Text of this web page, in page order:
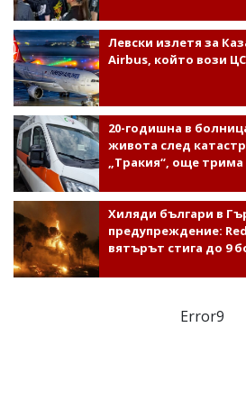
Левски излетя за
Airbus, който вози
20-годишна в
живота след
„Тракия“, още трима
Хиляди българи в
предупреждение:
вятърът стига до 9
Error9